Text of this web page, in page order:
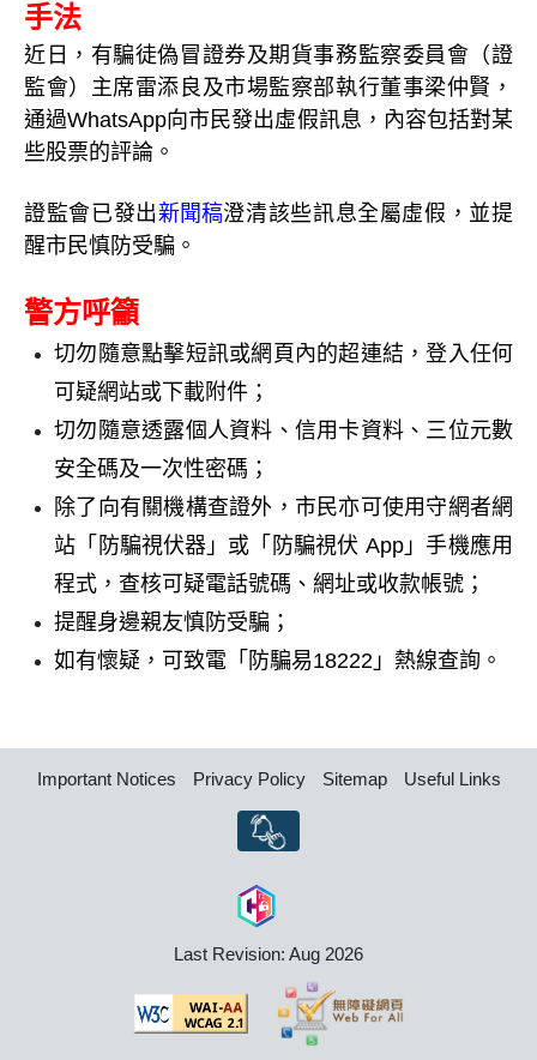
手法
近日，有騙徒偽冒證券及期貨事務監察委員會（證
監會）主席雷添良及市場監察部執行董事梁仲賢，
通過WhatsApp向市民發出虛假訊息，內容包括對某
些股票的評論。
證監會已發出新聞稿澄清該些訊息全屬虛假，並提
醒市民慎防受騙。
警方呼籲
切勿隨意點擊短訊或網頁內的超連結，登入任何
可疑網站或下載附件；
切勿隨意透露個人資料、信用卡資料、三位元數
安全碼及一次性密碼；
除了向有關機構查證外，市民亦可使用守網者網
站「 防騙視伏器 」或「防騙視伏 App」手機應用
程式，查核可疑電話號碼、網址或收款帳號；
提醒身邊親友慎防受騙；
如有懷疑，可致電「防騙易18222」熱線查詢。
Important Notices Privacy Policy Sitemap Useful Links
Last Revision: Aug 2026